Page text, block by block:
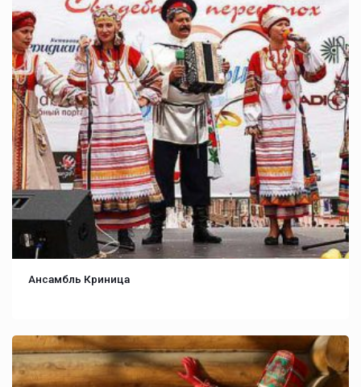
Ансамбль Криница